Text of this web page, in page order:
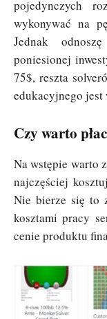
pojedynczych
wykonywać na
Jednak
poniesionej
75$, reszta
edukacyjnego
Czy warto
Na wstępie warto
najczęściej
Nie bierze się to
kosztami pracy
cenie produktu